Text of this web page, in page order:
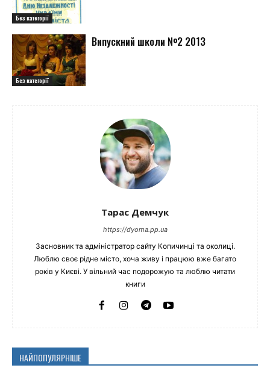
Без категорії
Без категорії
Випускний школи №2 2013
Тарас Демчук
https://dyoma.pp.ua
Засновник та адміністратор сайту Копичинці та околиці.
Люблю своє рідне місто, хоча живу і працюю вже багато
років у Києві. У вільний час подорожую та люблю читати
книги
НАЙПОПУЛЯРНІШЕ